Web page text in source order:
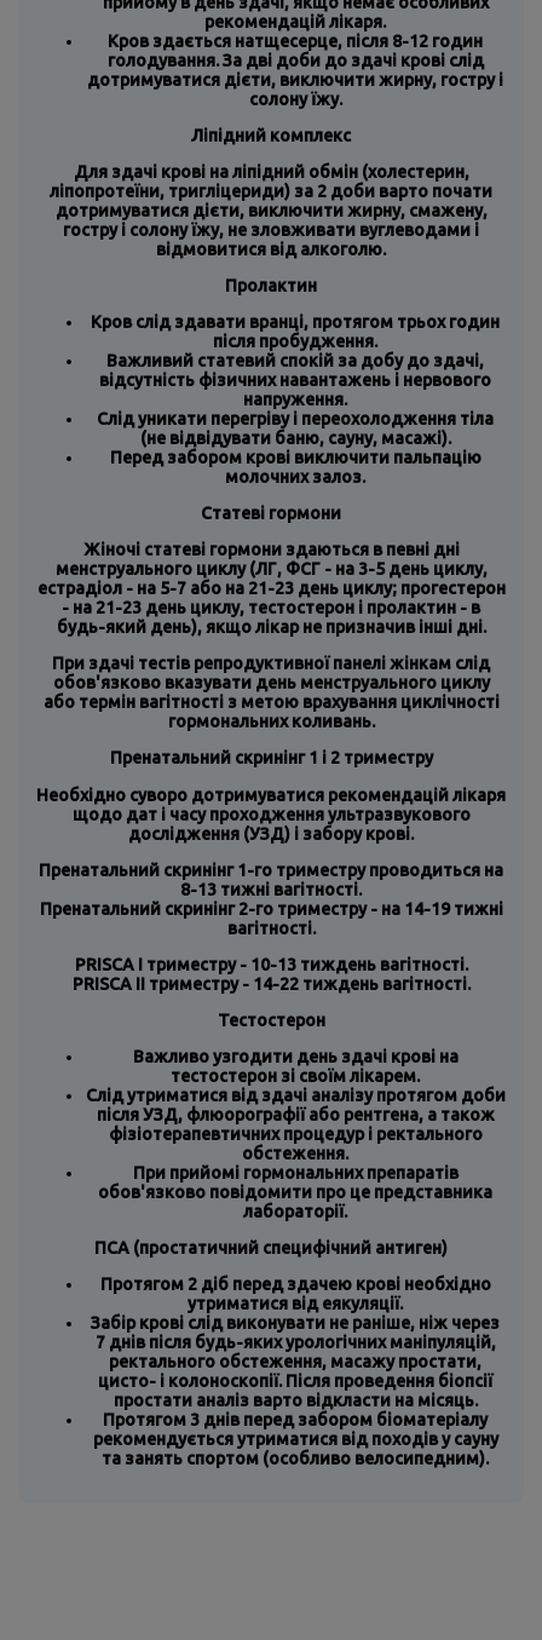
рекомендацій лікаря.
Кров здається натщесерце, після 8-12 годин
голодування. За дві доби до здачі крові слід
дотримуватися дієти, виключити жирну, гостру і
солону їжу.
Ліпідний комплекс
Для здачі крові на ліпідний обмін (холестерин,
ліпопротеїни, тригліцериди) за 2 доби варто почати
дотримуватися дієти, виключити жирну, смажену,
гостру і солону їжу, не зловживати вуглеводами і
відмовитися від алкоголю.
Пролактин
Кров слід здавати вранці, протягом трьох годин
після пробудження.
Важливий статевий спокій за добу до здачі,
відсутність фізичних навантажень і нервового
напруження.
Слід уникати перегріву і переохолодження тіла
(не відвідувати баню, сауну, масажі).
Перед забором крові виключити пальпацію
молочних залоз.
Статеві гормони
Жіночі статеві гормони здаються в певні дні
менструального циклу (ЛГ, ФСГ - на 3-5 день циклу,
естрадіол - на 5-7 або на 21-23 день циклу; прогестерон
- на 21-23 день циклу, тестостерон і пролактин - в
будь-який день), якщо лікар не призначив інші дні.
При здачі тестів репродуктивної панелі жінкам слід
обов'язково вказувати день менструального циклу
або термін вагітності з метою врахування циклічності
гормональних коливань.
Пренатальний скринінг 1 і 2 триместру
Необхідно суворо дотримуватися рекомендацій лікаря
щодо дат і часу проходження ультразвукового
дослідження (УЗД) і забору крові.
Пренатальний скринінг 1-го триместру проводиться на
8-13 тижні вагітності.
Пренатальний скринінг 2-го триместру - на 14-19 тижні
вагітності.
PRISCA I триместру - 10-13 тиждень вагітності.
PRISCA IІ триместру - 14-22 тиждень вагітності.
Тестостерон
Важливо узгодити день здачі крові на
тестостерон зі своїм лікарем.
Слід утриматися від здачі аналізу протягом доби
після УЗД, флюорографії або рентгена, а також
фізіотерапевтичних процедур і ректального
обстеження.
При прийомі гормональних препаратів
обов'язково повідомити про це представника
лабораторії.
ПСА (простатичний специфічний антиген)
Протягом 2 діб перед здачею крові необхідно
утриматися від еякуляції.
Забір крові слід виконувати не раніше, ніж через
7 днів після будь-яких урологічних маніпуляцій,
ректального обстеження, масажу простати,
цисто- і колоноскопії. Після проведення біопсії
простати аналіз варто відкласти на місяць.
Протягом 3 днів перед забором біоматеріалу
рекомендується утриматися від походів у сауну
та занять спортом (особливо велосипедним).